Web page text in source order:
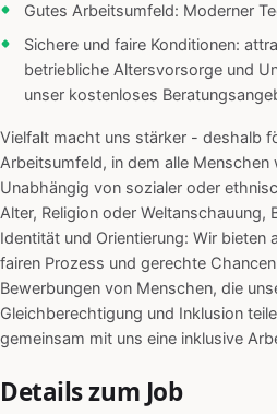
Gutes Arbeitsumfeld: Moderner
Sichere und faire Konditionen:
betriebliche Altersvorsorge und
unser kostenloses
Vielfalt macht uns stärker - deshalb
Arbeitsumfeld, in dem alle Menschen
Unabhängig von sozialer oder
Alter, Religion oder Weltanschauung,
Identität und Orientierung: Wir bieten
fairen Prozess und gerechte
Bewerbungen von Menschen, die
Gleichberechtigung und Inklusion
gemeinsam mit uns eine inklusive
Details zum Job